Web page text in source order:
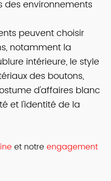
des environnements
peuvent choisir
notamment la
intérieure, le style
des boutons,
d'affaires blanc
et l'identité de la
et notre engagement